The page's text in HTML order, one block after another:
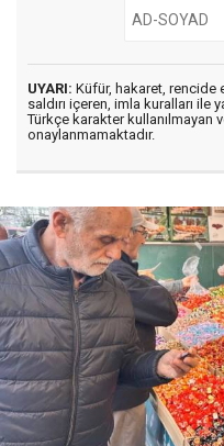
UYARI: Küfür, hakaret, rencide
saldırı içeren, imla kuralları ile
Türkçe karakter kullanılmayan
onaylanmamaktadır.